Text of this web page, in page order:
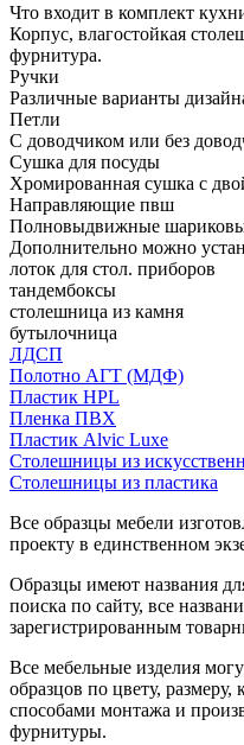
Что входит в комплект
Корпус, влагостойкая
фурнитура.
Ручки
Различные варианты
Петли
С доводчиком или без
Сушка для посуды
Хромированная сушка с
Направляющие пвш
Полновыдвижные
Дополнительно можно
лоток для стол. приборов
тандембоксы
столешница из камня
бутылочница
ЛДСП
Полотно АГТ (МДФ)
Пластик HPL
Пленка ПВХ
Пластик Alvic Luxe
Столешницы из
Столешницы из пластика
Все образцы мебели
проекту в единственном
Образцы имеют названия
поиска по сайту, все
зарегистрированным
Все мебельные изделия
образцов по цвету,
способами монтажа и
фурнитуры.